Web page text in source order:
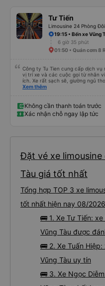
Tư Tiến
Limousine 24 Phòng Đôi
19:15 • Bến xe Vũng
6 giờ 35 phút
01:50 • Quán cơm 8
Công ty Tu Tien cung cấp dịch
vị trí xe và các cuộc gọi từ nhân
ích. Xe rất sạch sẽ, giường ngủ
và cổng USB được đặt ở vị trí
Xem thêm
Không cần thanh toán trước
Xác nhận chỗ ngay lập tức
Đặt vé xe
Tàu giá tốt nhất
Tổng hợp TOP 3 xe
tốt nhất hiện nay 08/2026
🚌 1. Xe Tư Tiến:
Vũng Tàu được
🚌 2. Xe Tuấn
Vũng Tàu uy tín
🚌 3. Xe Ngọc